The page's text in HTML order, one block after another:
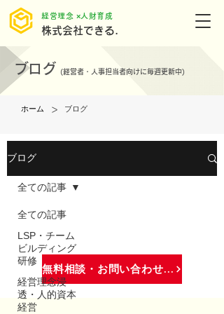
株式会社できる.
​経営理念 ×人財育成
ブログ (経営者・人事担当者向けに毎週更新中)
ホーム > ブログ
ブログ
全ての記事
LSP・チーム
ビルディング
研修
経営理念浸
透・人的資本
経営
全ての記事
無料相談・お問い合わせはこちら